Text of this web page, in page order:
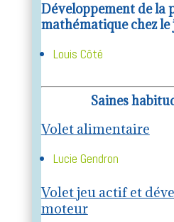
Développement de la
mathématique chez
Louis Côté
Saines
Volet alimentaire
Lucie Gendron
Volet jeu actif et
moteur